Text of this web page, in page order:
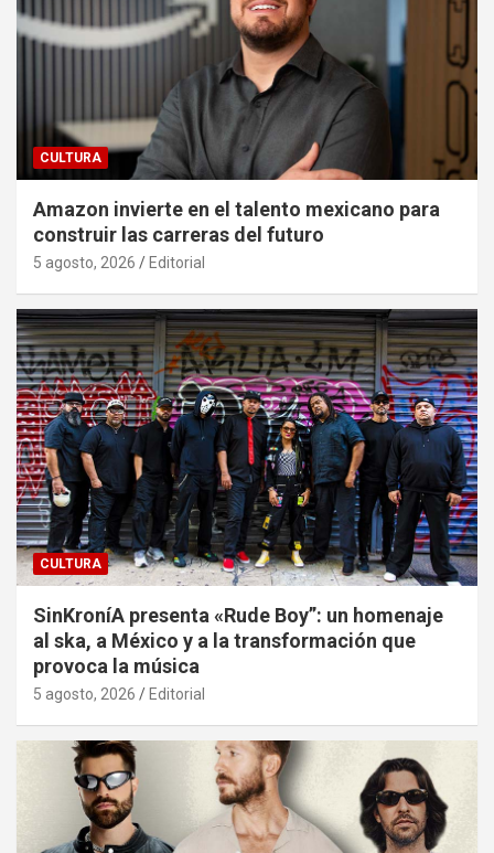
CULTURA
Amazon invierte en el talento mexicano para
construir las carreras del futuro
5 agosto, 2026 Editorial
CULTURA
SinKroníA presenta «Rude Boy”: un homenaje
al ska, a México y a la transformación que
provoca la música
5 agosto, 2026 Editorial